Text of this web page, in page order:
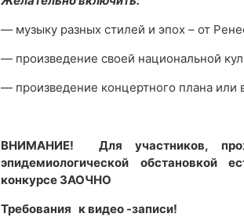
— музыку разных стилей и эпох – от
— произведение своей национальной
— произведение концертного плана или
ВНИМАНИЕ! Для участников,
эпидемиологической обстановкой
конкурсе ЗАОЧНО
Требования к видео -записи!